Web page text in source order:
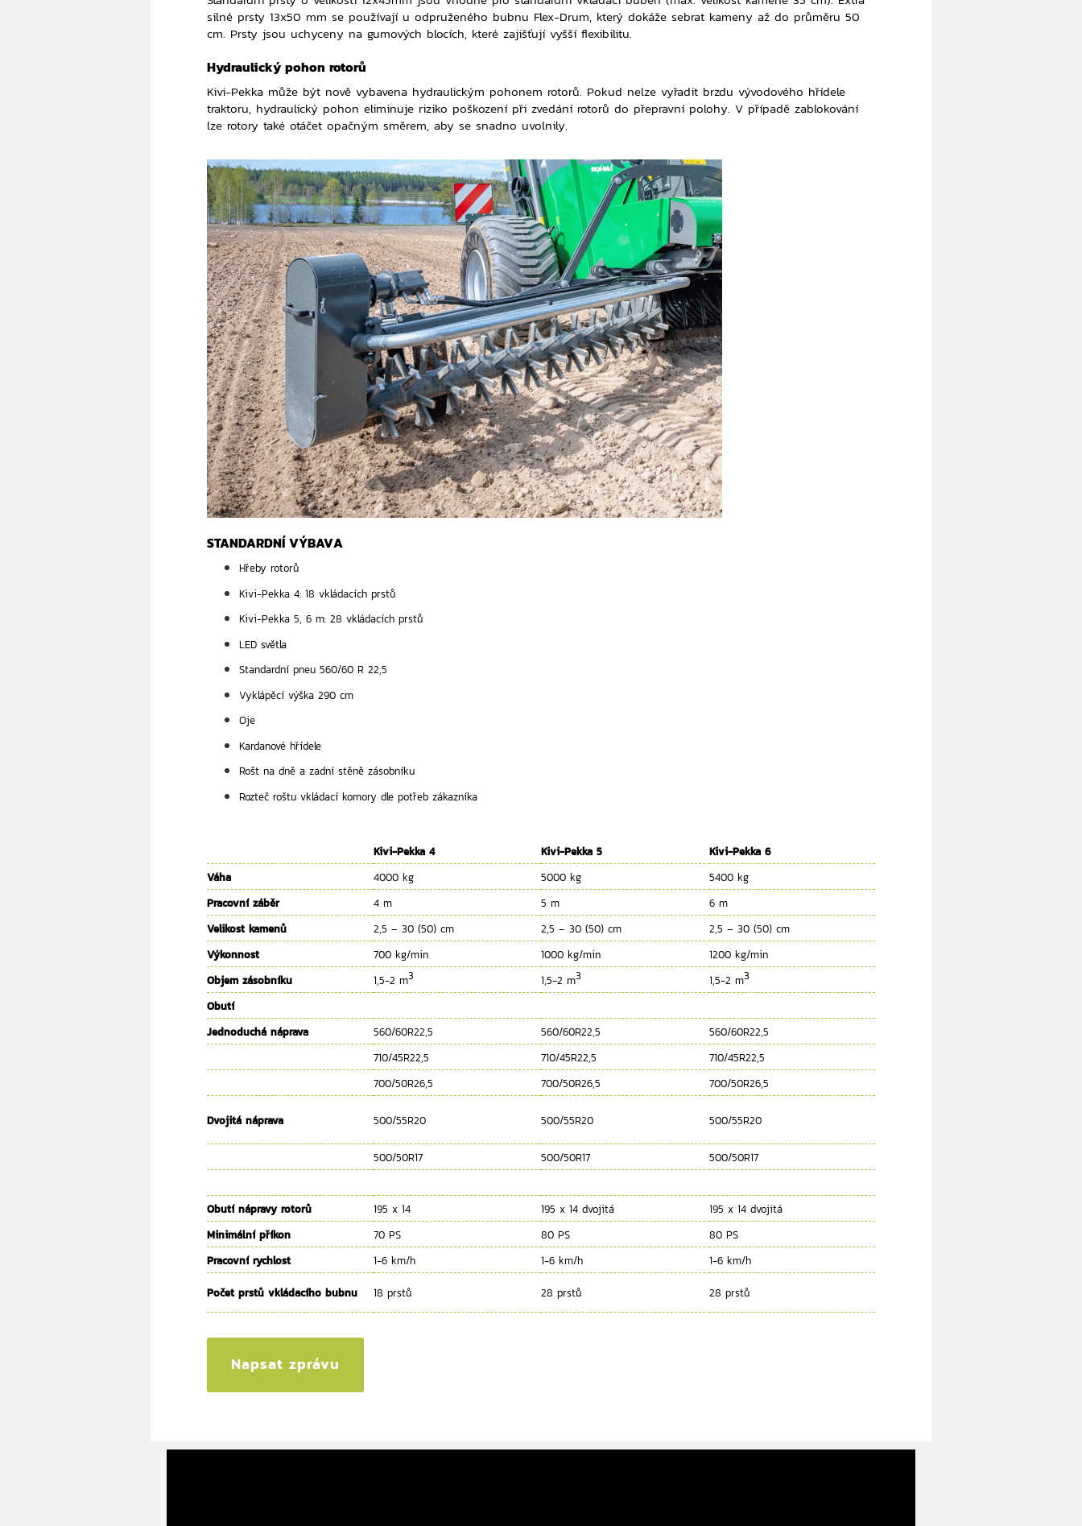
silné prsty 13x50 mm se používají u odpruženého bubnu Flex-Drum, který dokáže sebrat kameny až do průměru 50
cm. Prsty jsou uchyceny na gumových blocích, které zajišťují vyšší flexibilitu.
Hydraulický pohon rotorů
Kivi-Pekka může být nově vybavena hydraulickým pohonem rotorů. Pokud nelze vyřadit brzdu vývodového hřídele
traktoru, hydraulický pohon eliminuje riziko poškození při zvedání rotorů do přepravní polohy. V případě zablokování
lze rotory také otáčet opačným směrem, aby se snadno uvolnily.
STANDARDNÍ VÝBAVA
Hřeby rotorů
Kivi-Pekka 4: 18 vkládacích prstů
Kivi-Pekka 5, 6 m: 28 vkládacích prstů
LED světla
Standardní pneu 560/60 R 22,5
Vyklápěcí výška 290 cm
Oje
Kardanové hřídele
Rošt na dně a zadní stěně zásobníku
Rozteč roštu vkládací komory dle potřeb zákazníka
Kivi-Pekka 4 Kivi-Pekka 5
Kivi-Pekka 6
Váha
4000 kg 5000 kg
5400 kg
Pracovní záběr
4 m 5 m
6 m
Velikost kamenů
2,5 – 30 (50) cm 2,5 – 30 (50) cm
2,5 – 30 (50) cm
Výkonnost
700 kg/min 1000 kg/min
1200 kg/min
Objem zásobníku
1,5-2 m3 1,5-2 m3 1,5-2 m3
Obutí
Jednoduchá náprava
560/60R22,5 560/60R22,5
560/60R22,5
710/45R22,5
710/45R22,5
710/45R22,5
700/50R26,5
700/50R26,5 700/50R26,5
Dvojitá náprava 500/55R20 500/55R20 500/55R20
500/50R17 500/50R17 500/50R17
Obutí nápravy rotorů 195 x 14 195 x 14 dvojitá
195 x 14 dvojitá
Minimální příkon
70 PS 80 PS
80 PS
Pracovní rychlost
1-6 km/h 1-6 km/h 1-6 km/h
Počet prstů vkládacího bubnu 18 prstů 28 prstů 28 prstů
Napsat zprávu